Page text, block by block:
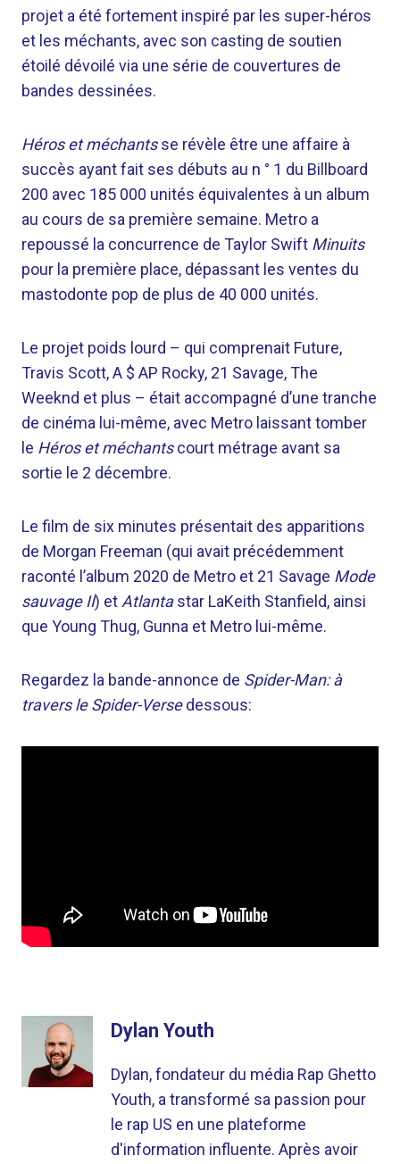
projet a été fortement inspiré par les super-héros
et les méchants, avec son casting de soutien
étoilé dévoilé via une série de couvertures de
bandes dessinées.
Héros et méchantsse révèle être une affaire à
succès ayant fait ses débuts au n ° 1 du Billboard
200 avec 185 000 unités équivalentes à un album
au cours de sa première semaine. Metro a
repoussé la concurrence de Taylor Swift Minuits
pour la première place, dépassant les ventes du
mastodonte pop de plus de 40 000 unités.
Le projet poids lourd – qui comprenait Future,
Travis Scott, A $ AP Rocky, 21 Savage, The
Weeknd et plus – était accompagné d’une tranche
de cinéma lui-même, avec Metro laissant tomber
le Héros et méchantscourt métrage avant sa
sortie le 2 décembre.
Le film de six minutes présentait des apparitions
de Morgan Freeman (qui avait précédemment
raconté l’album 2020 de Metro et 21 Savage Mode
sauvage II) et Atlantastar LaKeith Stanfield, ainsi
que Young Thug, Gunna et Metro lui-même.
Regardez la bande-annonce de Spider-Man: à
travers le Spider-Versedessous:
Dylan Youth
Dylan, fondateur du média Rap Ghetto
Youth, a transformé sa passion pour
le rap US en une plateforme
d'information influente. Après avoir